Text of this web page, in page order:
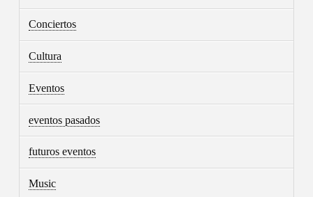
Conciertos
Cultura
Eventos
eventos pasados
futuros eventos
Music